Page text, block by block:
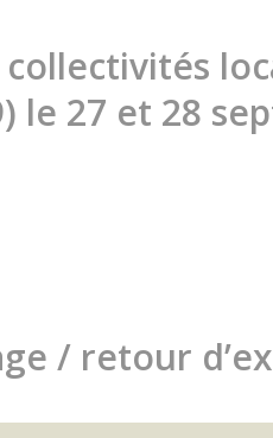
le 27 et 28
/ retour